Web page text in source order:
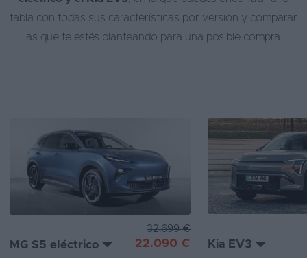
Suscripción
Stock
Eléctricos
Híbridos
tabla con todas sus características por versión y comparar
las que te estés planteando para una posible compra.
MG S5 eléctrico
32.699 €
22.090 € Kia EV3